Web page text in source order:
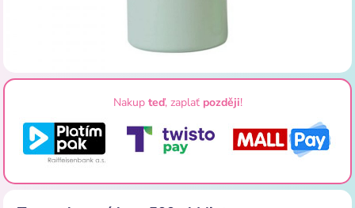
Nakup teď, zaplať později!